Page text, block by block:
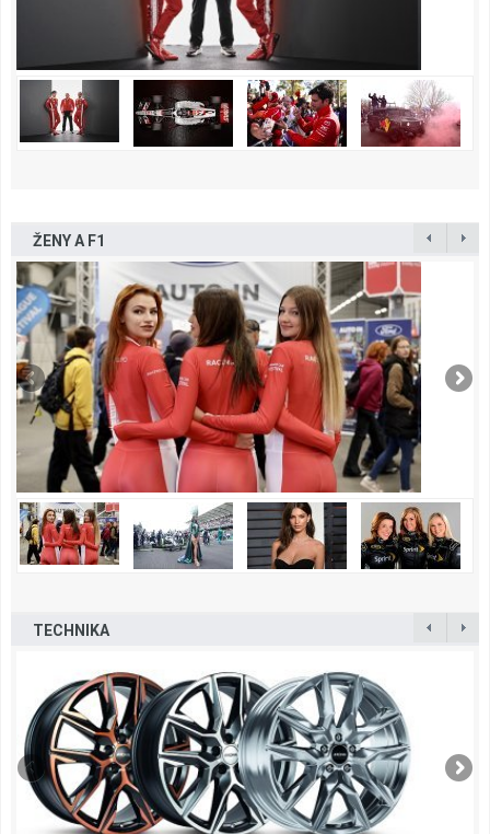
ŽENY A F1
TECHNIKA